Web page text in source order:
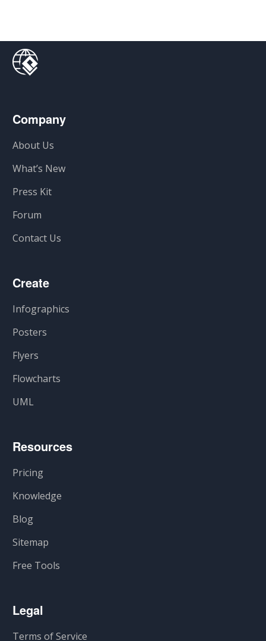
Company
About Us
What’s New
Press Kit
Forum
Contact Us
Create
Infographics
Posters
Flyers
Flowcharts
UML
Resources
Pricing
Knowledge
Blog
Sitemap
Free Tools
Legal
Terms of Service